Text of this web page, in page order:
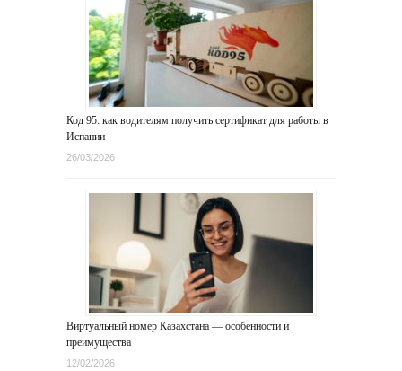
Код 95: как водителям получить сертификат для работы в
Испании
26/03/2026
Виртуальный номер Казахстана — особенности и
преимущества
12/02/2026